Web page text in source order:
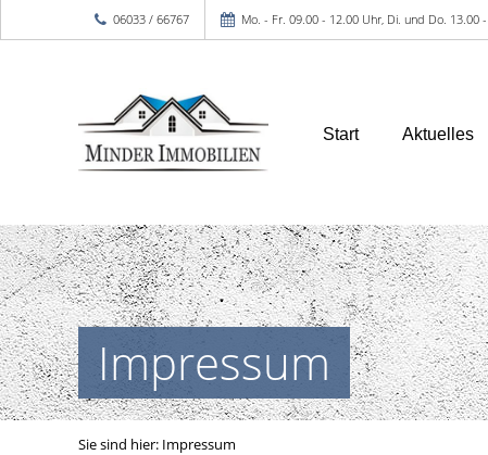
06033 / 66767 Mo. - Fr. 09.00 - 12.00 Uhr, Di. und Do. 13.00
Start Aktuelles
Impressum
Sie sind hier: Impressum